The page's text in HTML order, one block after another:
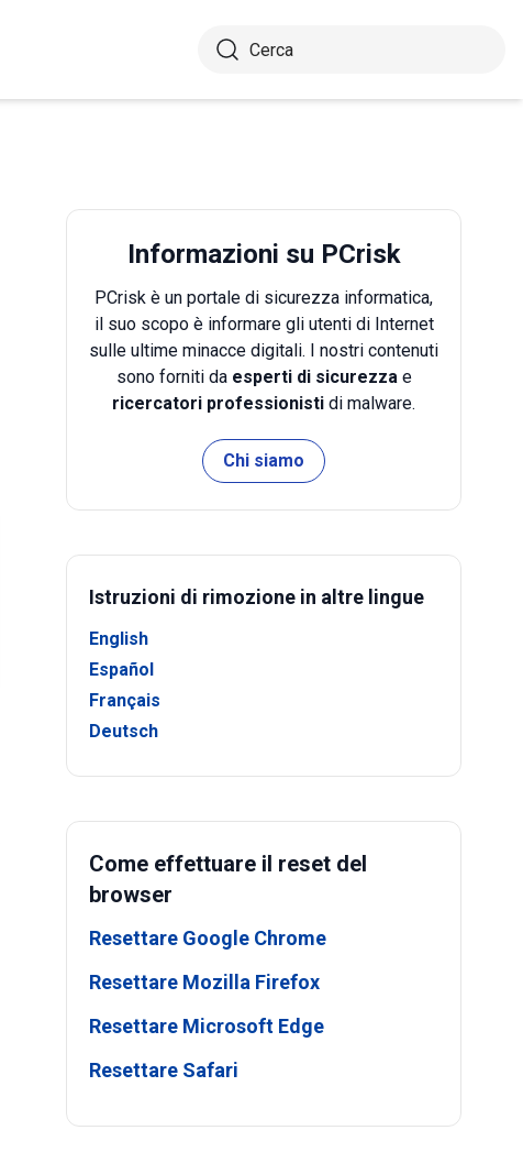
Informazioni su PCrisk
PCrisk è un portale di sicurezza informatica,
il suo scopo è informare gli utenti di Internet
sulle ultime minacce digitali. I nostri contenuti
sono forniti da esperti di sicurezzae
ricercatori professionisti di malware.
Chi siamo
Istruzioni di rimozione in altre lingue
English
Español
Français
Deutsch
Come effettuare il reset del
browser
Resettare Google Chrome
Resettare Mozilla Firefox
Resettare Microsoft Edge
Resettare Safari